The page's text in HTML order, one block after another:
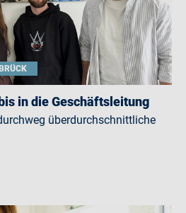
in die Geschäftsleitung
überdurchschnittliche